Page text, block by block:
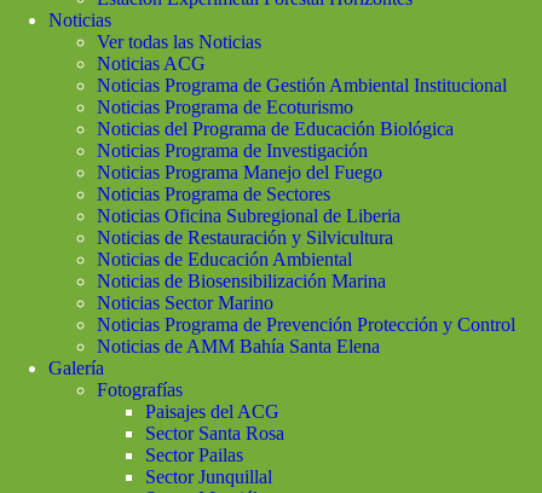
Noticias
Ver todas las Noticias
Noticias ACG
Noticias Programa de Gestión Ambiental Institucional
Noticias Programa de Ecoturismo
Noticias del Programa de Educación Biológica
Noticias Programa de Investigación
Noticias Programa Manejo del Fuego
Noticias Programa de Sectores
Noticias Oficina Subregional de Liberia
Noticias de Restauración y Silvicultura
Noticias de Educación Ambiental
Noticias de Biosensibilización Marina
Noticias Sector Marino
Noticias Programa de Prevención Protección y Control
Noticias de AMM Bahía Santa Elena
Galería
Fotografías
Paisajes del ACG
Sector Santa Rosa
Sector Pailas
Sector Junquillal